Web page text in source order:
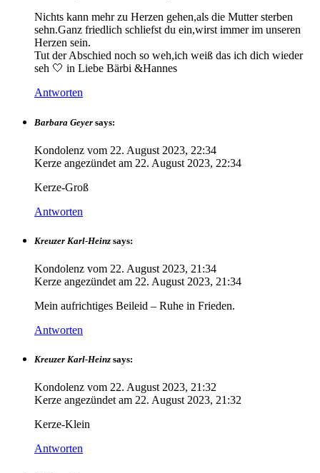
Nichts kann mehr zu Herzen gehen,als die Mutter sterben
sehn.Ganz friedlich schliefst du ein,wirst immer im unseren
Herzen sein.
Tut der Abschied noch so weh,ich weiß das ich dich wieder
seh 🤍 in Liebe Bärbi &Hannes
Antworten
Barbara Geyer says:
Kondolenz vom 22. August 2023, 22:34
Kerze angezündet am 22. August 2023, 22:34
Kerze-Groß
Antworten
Kreuzer Karl-Heinz says:
Kondolenz vom 22. August 2023, 21:34
Kerze angezündet am 22. August 2023, 21:34
Mein aufrichtiges Beileid – Ruhe in Frieden.
Antworten
Kreuzer Karl-Heinz says:
Kondolenz vom 22. August 2023, 21:32
Kerze angezündet am 22. August 2023, 21:32
Kerze-Klein
Antworten